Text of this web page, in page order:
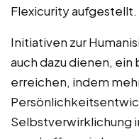
Flexicurity aufgestellt.
Initiativen zur
auch dazu dienen,
erreichen, indem
Selbstverwirklichung